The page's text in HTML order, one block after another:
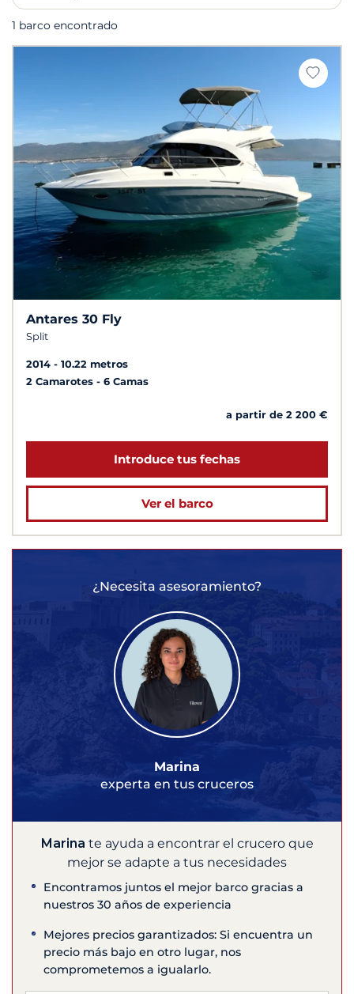
1 barco encontrado
Antares 30 Fly
Split
2014
10.22 metros
2 Camarotes
6 Camas
a partir de 2 200 €
Introduce tus fechas
Ver el barco
¿Necesita asesoramiento?
Marina
experta en tus cruceros
Marina te ayuda a encontrar el crucero que
mejor se adapte a tus necesidades
Encontramos juntos el mejor barco gracias a
nuestros 30 años de experiencia
Mejores precios garantizados: Si encuentra un
precio más bajo en otro lugar, nos
comprometemos a igualarlo.